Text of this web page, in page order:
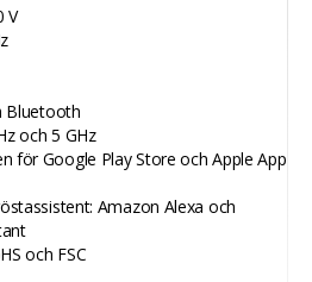
V
Bluetooth
och 5 GHz
för Google Play Store och Apple App
Amazon Alexa och
och FSC